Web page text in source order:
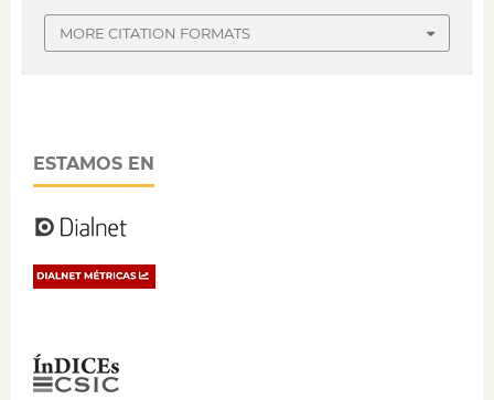
MORE CITATION FORMATS
ESTAMOS EN